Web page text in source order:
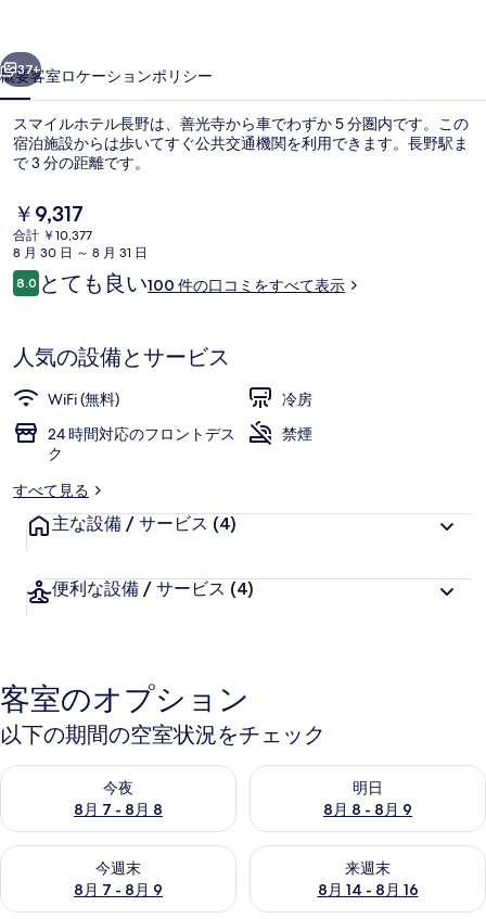
長
野
の
写
真
ギ
ャ
リ
37+
概要客室ロケーションポリシー
スマイルホテル長野は、善光寺から車でわずか 5 分圏内です。この
宿泊施設からは歩いてすぐ公共交通機関を利用できます。長野駅ま
で 3 分の距離です。
現
在
の
料
金
で
す
￥9,317
合計 ￥10,377
8 月 30 日 ～ 8 月 31 日
口
コ
8.010段階中8.0
とても良い100 件の口コミをすべて表示
人気の設備とサービス
WiFi (無料)
冷房
24 時間対応のフロントデス
ク
禁煙
すべて見る
主な設備 / サービス (4)
便利な設備 / サービス (4)
客室のオプション
以下の期間の空室状況をチェック
今夜
8月 7 - 8月 8
今夜 8月 7 - 8月 8 の空室状況をチェック
明日
8月 8 - 8月 9
明日 8月 8 - 8月 9 の空室状況
今週末
8月 7 - 8月 9
今週末 8月 7 - 8月 9 の空室状況をチェック
来週末
8月 14 - 8月 16
来週末 8月 14 - 8月 16 の空室